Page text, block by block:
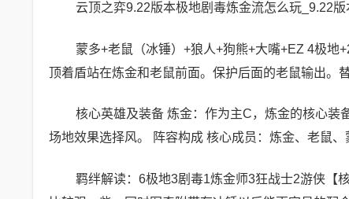
云顶之弈9.22版本极地剧毒炼金流怎么玩_9.22
蒙多+老鼠（冰锤）+狼人+狗熊+大嘴+EZ 4极
顶着盾站在炼金和老鼠前面。保护后面的老鼠输出。
核心英雄及装备 炼金：作为主C，炼金的核心装
场地效果选择风。 阵容构成 核心成员：炼金、老鼠
羁绊解读：6极地3剧毒1炼金师3狂战士2游侠【